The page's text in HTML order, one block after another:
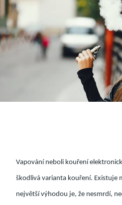
Vapování neboli kouření
škodlivá varianta kouření. Existuje
největší výhodou je, že nesmrdí,